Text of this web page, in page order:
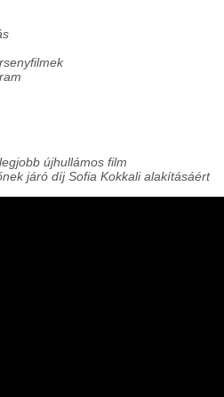
újhullámos film
járó díj Sofia Kokkali alakításáért